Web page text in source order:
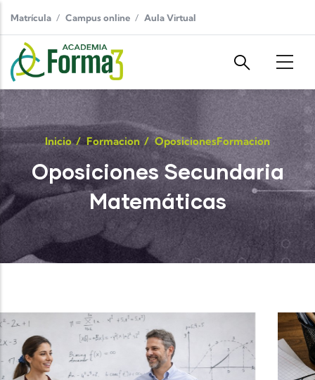
Matrícula Campus online Aula Virtual
Inicio/ Formacion / OposicionesFormacion
Oposiciones Secundaria
Matemáticas